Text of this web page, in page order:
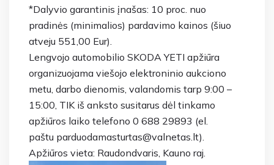
*Dalyvio garantinis įnašas: 10 proc. nuo
pradinės (minimalios) pardavimo kainos (šiuo
atveju 551,00 Eur).
Lengvojo automobilio SKODA YETI apžiūra
organizuojama viešojo elektroninio aukciono
metu, darbo dienomis, valandomis tarp 9:00 –
15:00, TIK iš anksto susitarus dėl tinkamo
apžiūros laiko telefono 0 688 29893 (el.
paštu parduodamasturtas@valnetas.lt).
Apžiūros vieta: Raudondvaris, Kauno raj.